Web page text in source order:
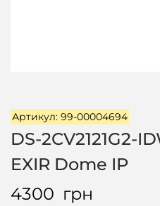
Артикул: 99-00004694
DS-2CV2121G2-
EXIR Dome IP
4300 грн